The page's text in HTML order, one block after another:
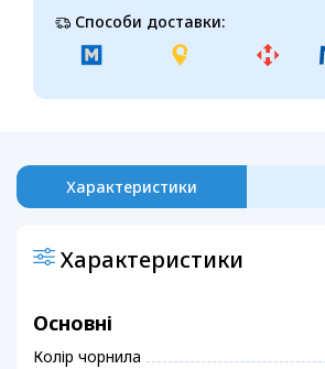
Способи доставки:
Характеристики
Характеристики
Основні
Колір чорнила